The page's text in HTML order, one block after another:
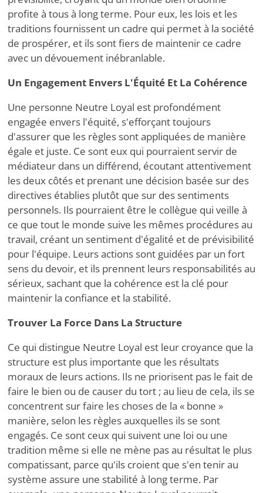
profite à tous à long terme. Pour eux, les lois et les
traditions fournissent un cadre qui permet à la société
de prospérer, et ils sont fiers de maintenir ce cadre
avec un dévouement inébranlable.
Un Engagement Envers L'Équité Et La Cohérence
Une personne Neutre Loyal est profondément
engagée envers l'équité, s'efforçant toujours
d'assurer que les règles sont appliquées de manière
égale et juste. Ce sont eux qui pourraient servir de
médiateur dans un différend, écoutant attentivement
les deux côtés et prenant une décision basée sur des
directives établies plutôt que sur des sentiments
personnels. Ils pourraient être le collègue qui veille à
ce que tout le monde suive les mêmes procédures au
travail, créant un sentiment d'égalité et de prévisibilité
pour l'équipe. Leurs actions sont guidées par un fort
sens du devoir, et ils prennent leurs responsabilités au
sérieux, sachant que la cohérence est la clé pour
maintenir la confiance et la stabilité.
Trouver La Force Dans La Structure
Ce qui distingue Neutre Loyal est leur croyance que la
structure est plus importante que les résultats
moraux de leurs actions. Ils ne priorisent pas le fait de
faire le bien ou de causer du tort ; au lieu de cela, ils se
concentrent sur faire les choses de la « bonne »
manière, selon les règles auxquelles ils se sont
engagés. Ce sont ceux qui suivent une loi ou une
tradition même si elle ne mène pas au résultat le plus
compatissant, parce qu'ils croient que s'en tenir au
système assure une stabilité à long terme. Par